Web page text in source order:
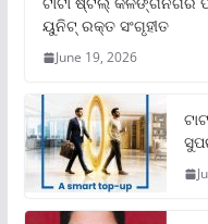
ୟୁନିଟ୍‌ ରକ୍ତ ସଂଗୃହୀତ
June 19, 2026